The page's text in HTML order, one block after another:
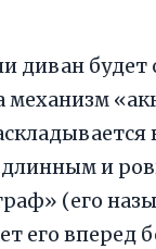
диван
механизм
и
(его
его вперед